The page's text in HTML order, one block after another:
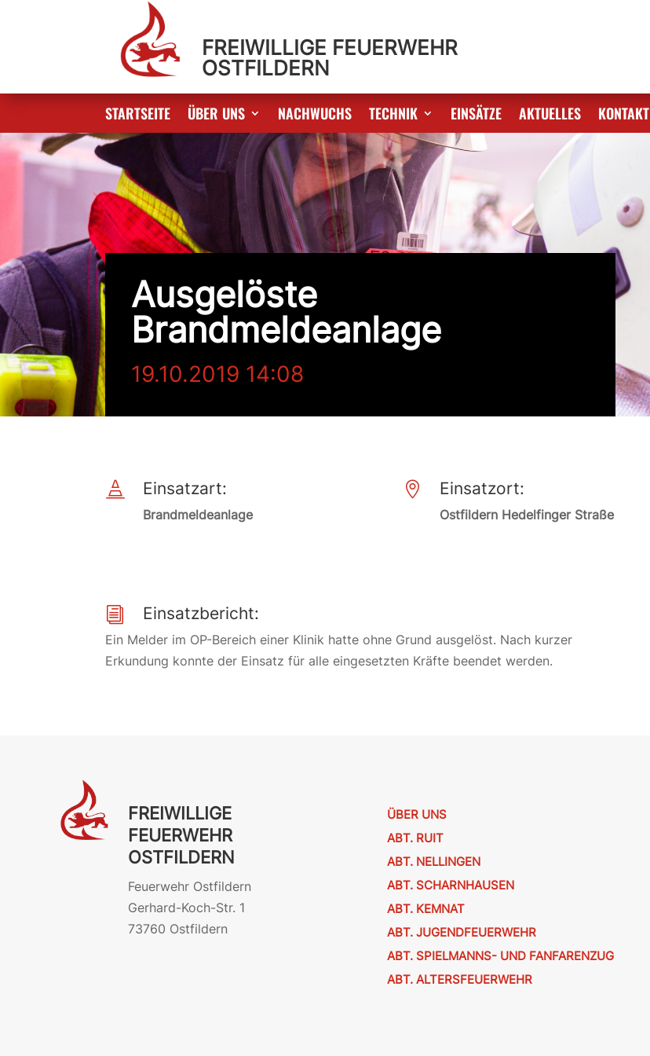
FREIWILLIGE FEUERWEHR
OSTFILDERN
STARTSEITE ÜBER UNS NACHWUCHS TECHNIK EINSÄTZE AKTUELLES KONTAKT
Ausgelöste
Brandmeldeanlage
19.10.2019 14:08
 Einsatzart:
Brandmeldeanlage
 Einsatzort:
Ostfildern Hedelfinger Straße
i Einsatzbericht:
Ein Melder im OP-Bereich einer Klinik hatte ohne Grund ausgelöst. Nach kurzer
Erkundung konnte der Einsatz für alle eingesetzten Kräfte beendet werden.
FREIWILLIGE
FEUERWEHR
OSTFILDERN
Feuerwehr Ostfildern
Gerhard-Koch-Str. 1
73760 Ostfildern
ÜBER UNS
ABT. RUIT
ABT. NELLINGEN
ABT. SCHARNHAUSEN
ABT. KEMNAT
ABT. JUGENDFEUERWEHR
ABT. SPIELMANNS- UND FANFARENZUG
ABT. ALTERSFEUERWEHR